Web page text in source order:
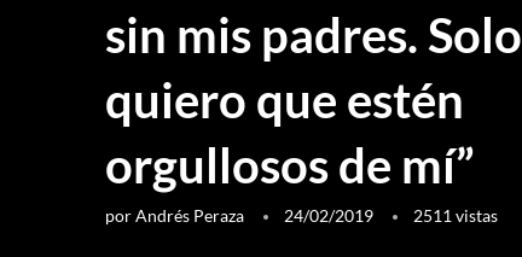
sin mis padres. Solo
quiero que estén
orgullosos de mí”
porAndrés Peraza 24/02/2019 2511 vistas